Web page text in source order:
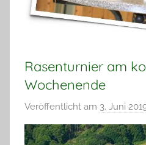
Rasenturnier am
Wochenende
Veröffentlicht am 3. Juni